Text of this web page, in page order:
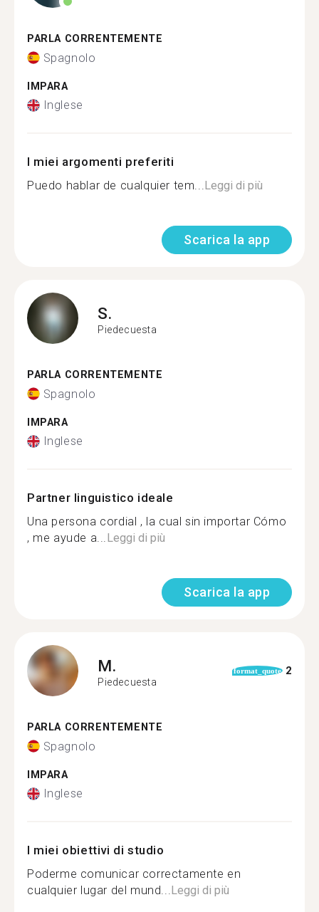
PARLA CORRENTEMENTE
Spagnolo
IMPARA
Inglese
I miei argomenti preferiti
Puedo hablar de cualquier tem...Leggi di più
Scarica la app
S.
Piedecuesta
PARLA CORRENTEMENTE
Spagnolo
IMPARA
Inglese
Partner linguistico ideale
Una persona cordial , la cual sin importar Cómo
, me ayude a...Leggi di più
Scarica la app
M.
Piedecuesta
format_quote 2
PARLA CORRENTEMENTE
Spagnolo
IMPARA
Inglese
I miei obiettivi di studio
Poderme comunicar correctamente en
cualquier lugar del mund...Leggi di più